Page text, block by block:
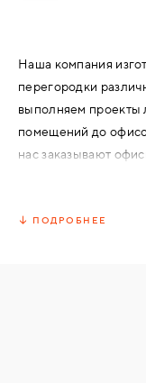
И
"УМНЫЙ
ДОМ"
Наша компания
перегородки
выполняем
помещений до
нас заказывают
ПОДРОБНЕЕ